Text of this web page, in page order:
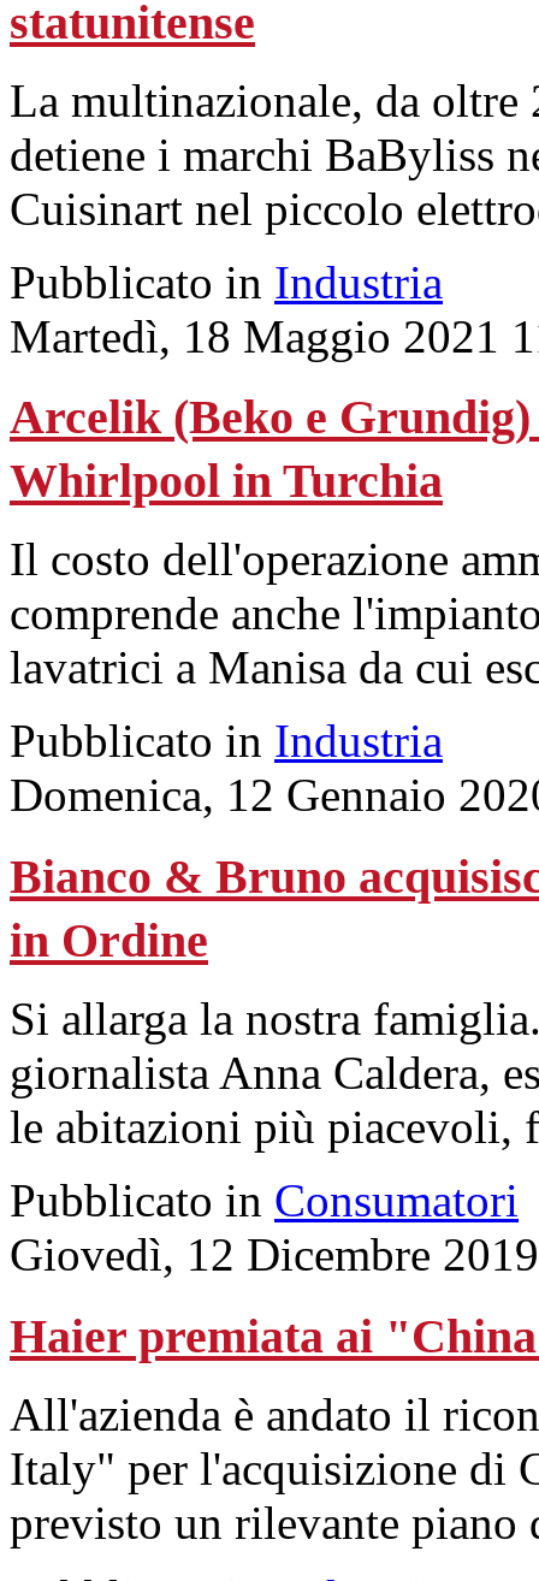
statunitense
La multinazionale, da
detiene i marchi BaByliss
Cuisinart nel piccolo
Pubblicato in Industria
Martedì, 18 Maggio 2021
Arcelik (Beko e
Whirlpool in Turchia
Il costo dell'operazione
comprende anche
lavatrici a Manisa da cui
Pubblicato in Industria
Domenica, 12 Gennaio
Bianco & Bruno
in Ordine
Si allarga la nostra
giornalista Anna Caldera,
le abitazioni più piacevoli,
Pubblicato in Consumatori
Giovedì, 12 Dicembre
Haier premiata ai
All'azienda è andato il
Italy" per l'acquisizione di
previsto un rilevante piano